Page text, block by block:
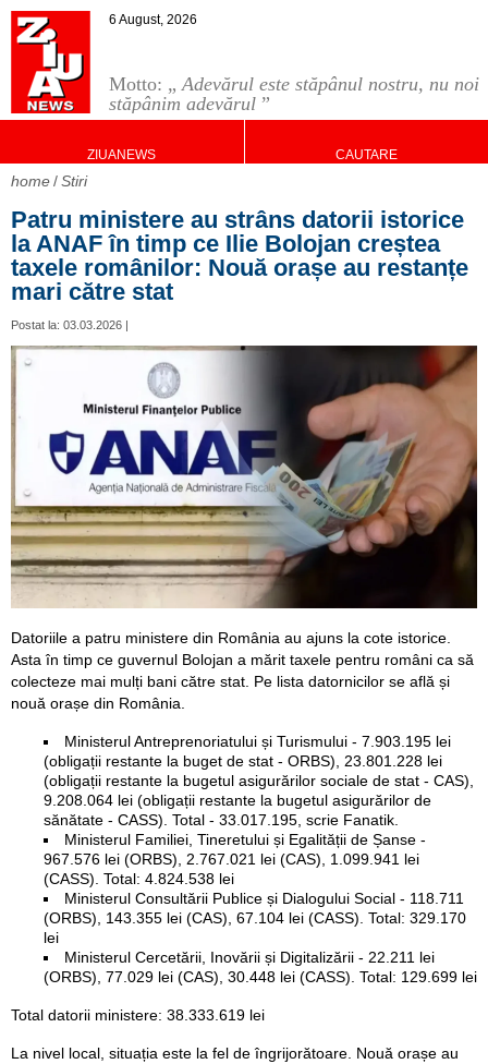
Motto: „Adevărul este stăpânul nostru, nu noi
stăpânim adevărul ”
6 August, 2026
ZIUANEWS CAUTARE
home Stiri
Patru ministere au strâns datorii istorice
la ANAF în timp ce Ilie Bolojan creștea
taxele românilor: Nouă orașe au restanțe
mari către stat
Postat la: 03.03.2026 |
Datoriile a patru ministere din România au ajuns la cote istorice.
Asta în timp ce guvernul Bolojan a mărit taxele pentru români ca să
colecteze mai mulți bani către stat. Pe lista datornicilor se află și
nouă orașe din România.
Ministerul Antreprenoriatului și Turismului - 7.903.195 lei
(obligații restante la buget de stat - ORBS), 23.801.228 lei
(obligații restante la bugetul asigurărilor sociale de stat - CAS),
9.208.064 lei (obligații restante la bugetul asigurărilor de
sănătate - CASS). Total - 33.017.195, scrie Fanatik.
Ministerul Familiei, Tineretului și Egalității de Șanse -
967.576 lei (ORBS), 2.767.021 lei (CAS), 1.099.941 lei
(CASS). Total: 4.824.538 lei
Ministerul Consultării Publice și Dialogului Social - 118.711
(ORBS), 143.355 lei (CAS), 67.104 lei (CASS). Total: 329.170
lei
Ministerul Cercetării, Inovării și Digitalizării - 22.211 lei
(ORBS), 77.029 lei (CAS), 30.448 lei (CASS). Total: 129.699 lei
Total datorii ministere: 38.333.619 lei
La nivel local, situația este la fel de îngrijorătoare. Nouă orașe au